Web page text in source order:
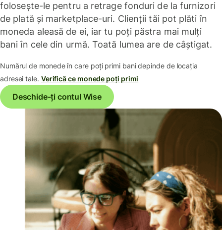
folosește-le pentru a retrage fonduri de la furnizori
de plată și marketplace-uri. Clienții tăi pot plăti în
moneda aleasă de ei, iar tu poți păstra mai mulți
bani în cele din urmă. Toată lumea are de câștigat.
Numărul de monede în care poți primi bani depinde de locația
adresei tale. Verifică ce monede poți primi
Deschide-ți contul Wise